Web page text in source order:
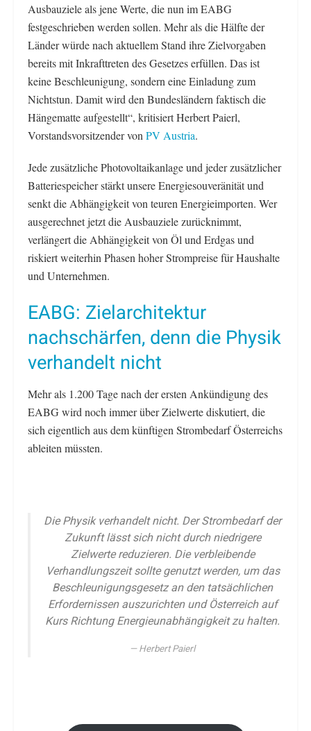
Ausbauziele als jene Werte, die nun im EABG
festgeschrieben werden sollen. Mehr als die Hälfte der
Länder würde nach aktuellem Stand ihre Zielvorgaben
bereits mit Inkrafttreten des Gesetzes erfüllen. Das ist
keine Beschleunigung, sondern eine Einladung zum
Nichtstun. Damit wird den Bundesländern faktisch die
Hängematte aufgestellt“, kritisiert Herbert Paierl,
Vorstandsvorsitzender von PV Austria.
Jede zusätzliche Photovoltaikanlage und jeder zusätzlicher
Batteriespeicher stärkt unsere Energiesouveränität und
senkt die Abhängigkeit von teuren Energieimporten. Wer
ausgerechnet jetzt die Ausbauziele zurücknimmt,
verlängert die Abhängigkeit von Öl und Erdgas und
riskiert weiterhin Phasen hoher Strompreise für Haushalte
und Unternehmen.
EABG: Zielarchitektur
nachschärfen, denn die Physik
verhandelt nicht
Mehr als 1.200 Tage nach der ersten Ankündigung des
EABG wird noch immer über Zielwerte diskutiert, die
sich eigentlich aus dem künftigen Strombedarf Österreichs
ableiten müssten.
Die Physik verhandelt nicht. Der Strombedarf der
Zukunft lässt sich nicht durch niedrigere
Zielwerte reduzieren. Die verbleibende
Verhandlungszeit sollte genutzt werden, um das
Beschleunigungsgesetz an den tatsächlichen
Erfordernissen auszurichten und Österreich auf
Kurs Richtung Energieunabhängigkeit zu halten.
Herbert Paierl